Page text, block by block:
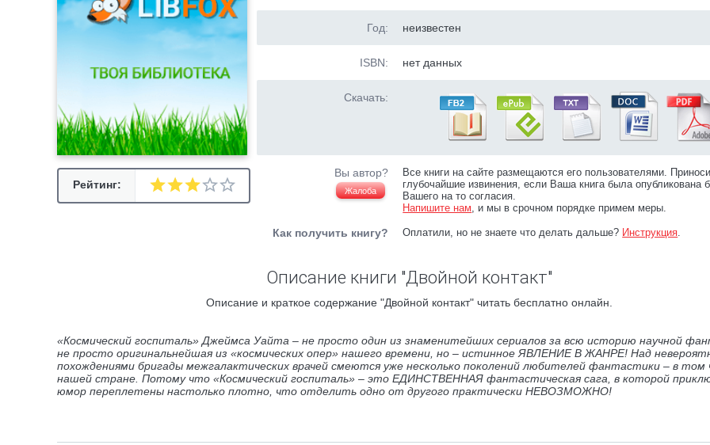
Рейтинг:
Год: неизвестен
ISBN: нет данных
Скачать:
Вы автор?
Жалоба
Все книги на сайте размещаются его пользователями.
глубочайшие извинения, если Ваша книга была опубликована
Вашего на то согласия.
Напишите нам, и мы в срочном порядке примем меры.
Как получить книгу? Оплатили, но не знаете что делать дальше? Инструкция.
Описание книги "Двойной контакт"
Описание и краткое содержание "Двойной контакт" читать бесплатно онлайн.
«Космический госпиталь» Джеймса Уайта – не просто один из знаменитейших сериалов за всю историю научной
не просто оригинальнейшая из «космических опер» нашего времени, но – истинное ЯВЛЕНИЕ В ЖАНРЕ! Над
похождениями бригады межгалактических врачей смеются уже несколько поколений любителей фантастики – в том
нашей стране. Потому что «Космический госпиталь» – это ЕДИНСТВЕННАЯ фантастическая сага, в которой
юмор переплетены настолько плотно, что отделить одно от другого практически НЕВОЗМОЖНО!